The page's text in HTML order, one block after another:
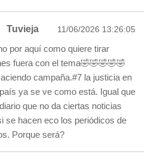
Tuvieja 11/06/2026 13:26:05
por aquí como quiere tirar
fuera con el tema🤣🤣🤣🤣🤣
campaña.#7 la justicia en
ya se ve como está. Igual que
que no da ciertas noticias
se hacen eco los periódicos de
Porque será?